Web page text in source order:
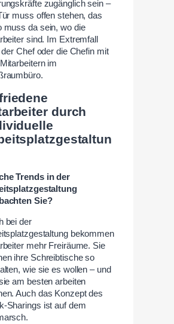
zugänglich sein –
muss offen stehen, das
muss da sein, wo die
sind. Im Extremfall
Chef oder die Chefin mit
im
durch
Trends in der
Sie?
bei der
bekommen
mehr Freiräume. Sie
ihre Schreibtische so
wie sie es wollen – und
am besten arbeiten
Auch das Konzept des
Sharings ist auf dem